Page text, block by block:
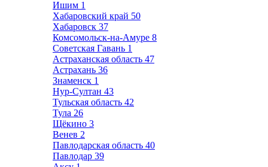
Ишим 1
Хабаровский край 50
Хабаровск 37
Комсомольск-на-Амуре 8
Советская Гавань 1
Астраханская область 47
Астрахань 36
Знаменск 1
Нур-Султан 43
Тульская область 42
Тула 26
Щёкино 3
Венев 2
Павлодарская область 40
Павлодар 39